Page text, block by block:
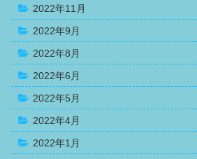
2022年11月
2022年9月
2022年8月
2022年6月
2022年5月
2022年4月
2022年1月